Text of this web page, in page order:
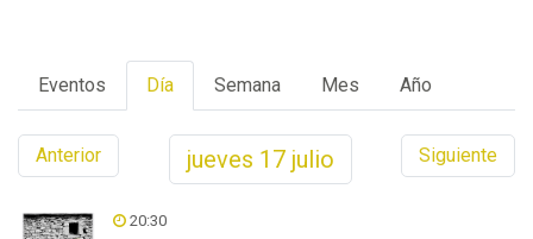
Eventos Día Semana Mes Año
Anterior jueves 17 julio Siguiente
20:30